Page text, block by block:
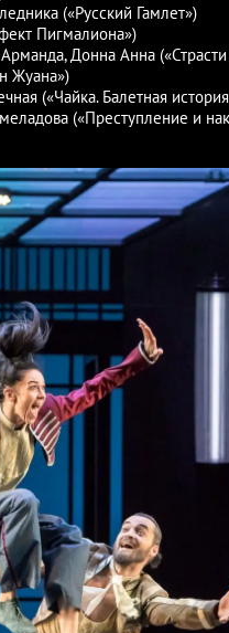
(«Русский Гамлет»)
Пигмалиона»)
Донна Анна
Жуана»)
(«Чайка. Балетная
(«Преступление и